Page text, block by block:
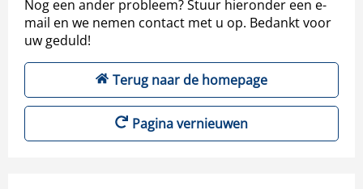
Nog een ander probleem? Stuur hieronder een e-
mail en we nemen contact met u op. Bedankt voor
uw geduld!
Terug naar de homepage
Pagina vernieuwen